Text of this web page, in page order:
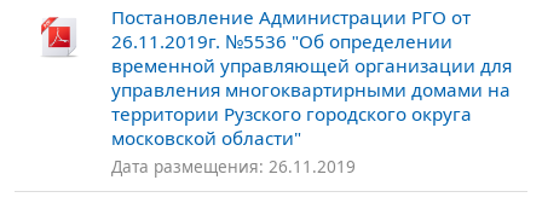
Постановление Администрации РГО от
26.11.2019г. №5536 "Об определении
временной управляющей организации для
управления многоквартирными домами на
территории Рузского городского округа
московской области"
Дата размещения: 26.11.2019